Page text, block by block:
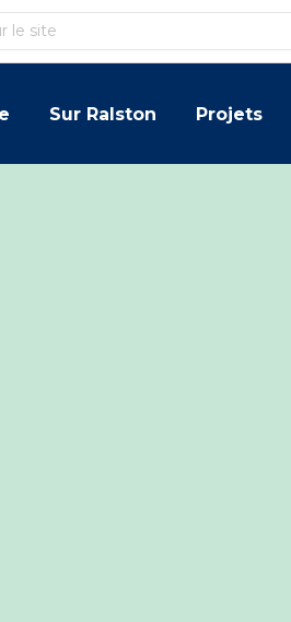
Sur Ralston Projets